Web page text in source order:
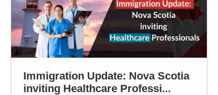
Immigration Update: Nova Scotia
inviting Healthcare Professi...